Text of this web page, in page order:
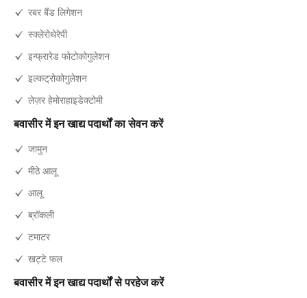
रबर बैंड लिगेशन
स्क्लेरोथेरेपी
इन्फ्रारेड फोटोकोगुलेशन
इल्कट्रोकोगुलेशन
लेज़र हेमोराहाइडेक्टोमी
बवासीर में इन खाद्य पदार्थों का सेवन करें
जामुन
मीठे आलू
आलू
ब्रॉकली
टमाटर
खट्टे फल
बवासीर में इन खाद्य पदार्थों से परहेज करें